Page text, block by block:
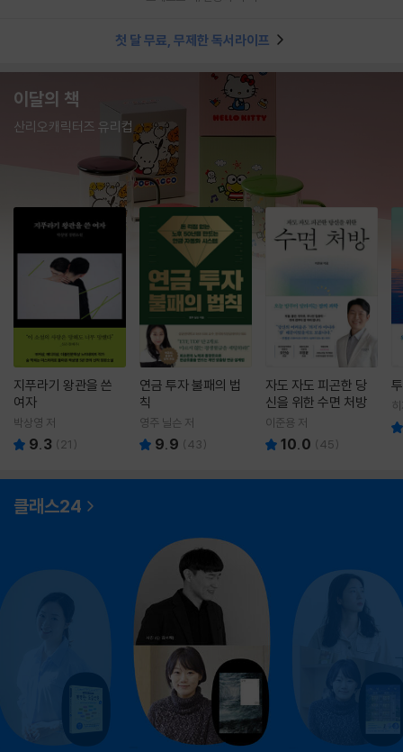
첫 달 무료, 무제한 독서라이프
이달의 책
산리오캐릭터즈 유리컵
지푸라기 왕관을 쓴
여자
박상영 저
9.3 ( 21 )
연금 투자 불패의 법
칙
영주 닐슨 저
9.9 (43)
자도 자도 피곤한 당
신을 위한 수면 처방
이준용 저
10.0 (45)
클래스24